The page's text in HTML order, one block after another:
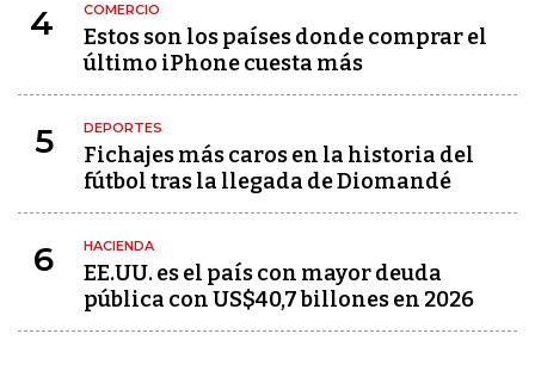
4 COMERCIO
Estos son los países donde comprar el
último iPhone cuesta más
5 DEPORTES
Fichajes más caros en la historia del
fútbol tras la llegada de Diomandé
6 HACIENDA
EE.UU. es el país con mayor deuda
pública con US$40,7 billones en 2026